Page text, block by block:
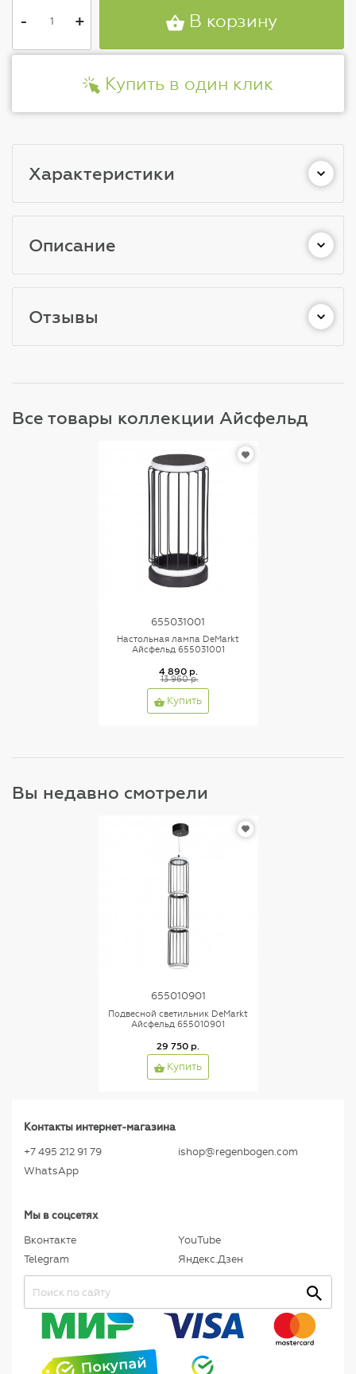
- + В корзину
Купить в один клик
Характеристики
Описание
Отзывы
Все товары коллекции Айсфельд
655031001
Настольная лампа DeMarkt
Айсфельд 655031001
4 890 р.
13 960 р.
Купить
Вы недавно смотрели
655010901
Подвесной светильник DeMarkt
Айсфельд 655010901
29 750 р.
Купить
Контакты интернет-магазина
+7 495 212 91 79
WhatsApp
ishop@regenbogen.com
Мы в соцсетях
Вконтакте
Telegram
YouTube
Яндекс.Дзен